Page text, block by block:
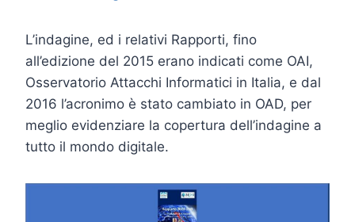
L’indagine, ed i relativi Rapporti, fino
all’edizione del 2015 erano indicati come OAI,
Osservatorio Attacchi Informatici in Italia, e dal
2016 l’acronimo è stato cambiato in OAD, per
meglio evidenziare la copertura dell’indagine a
tutto il mondo digitale.